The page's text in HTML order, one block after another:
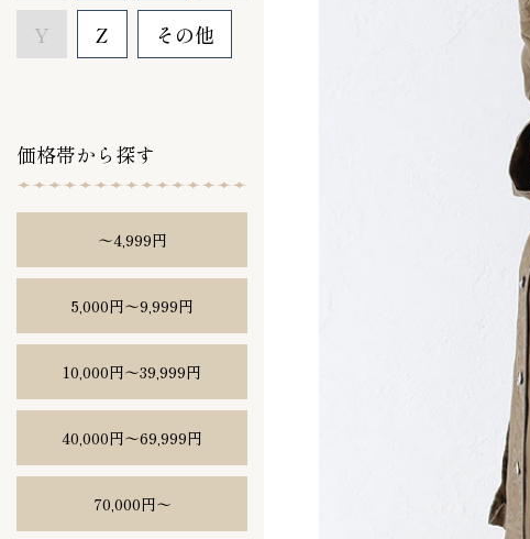
Y Z その他
価格帯から探す
〜4,999円
5,000円〜9,999円
10,000円〜39,999円
40,000円〜69,999円
70,000円〜